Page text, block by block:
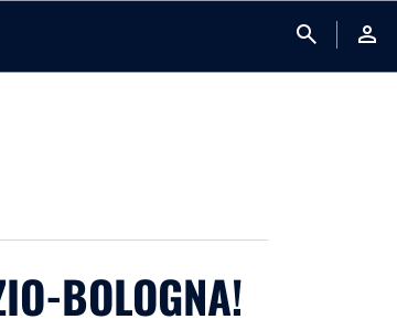
search person
BOLOGNA!